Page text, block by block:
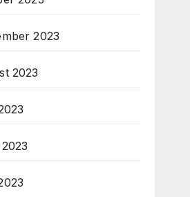
2023
2023